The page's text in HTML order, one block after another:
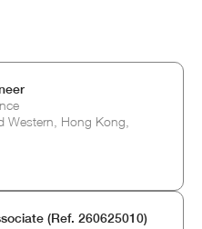
Western, Hong Kong,
(Ref. 260625010)